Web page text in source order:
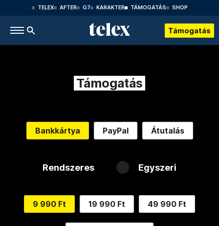
TELEX AFTER G7 KARAKTER TÁMOGATÁS SHOP
Támogatás
Támogatás
Bankkártya PayPal Átutalás
Rendszeres Egyszeri
9 990 Ft 19 990 Ft 49 990 Ft